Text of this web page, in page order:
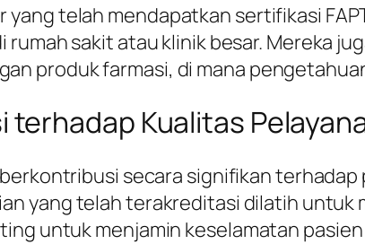
yang telah mendapatkan sertifikasi
rumah sakit atau klinik besar. Mereka
produk farmasi, di mana
terhadap Kualitas
secara signifikan
yang telah terakreditasi dilatih
untuk menjamin keselamatan